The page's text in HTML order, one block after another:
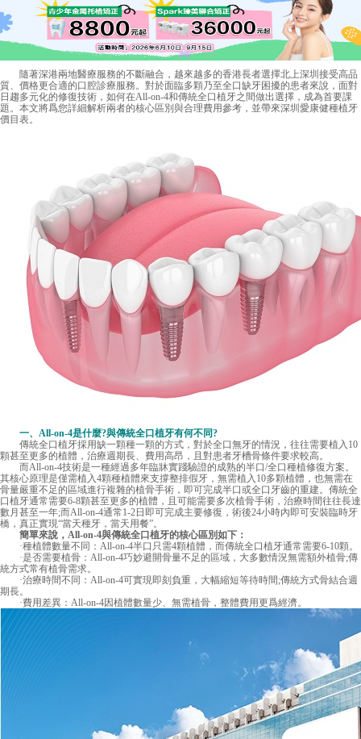
隨著深港兩地醫療服務的不斷融合，越來越多的香港長者選擇北上深圳接受高品
質、價格更合適的口腔診療服務。對於面臨多顆乃至全口缺牙困擾的患者來說，面對
日趨多元化的修復技術，如何在All-on-4和傳統全口植牙之間做出選擇，成為首要課
題。本文將爲您詳細解析兩者的核心區別與合理費用參考，並帶來深圳愛康健種植牙
價目表。
一、All-on-4是什麼?與傳統全口植牙有何不同?
傳統全口植牙採用缺一顆種一顆的方式，對於全口無牙的情況，往往需要植入10
顆甚至更多的植體，治療週期長、費用高昂，且對患者牙槽骨條件要求較高。
而All-on-4技術是一種經過多年臨牀實踐驗證的成熟的半口/全口種植修復方案。
其核心原理是僅需植入4顆種植體來支撐整排假牙，無需植入10多顆植體，也無需在
骨量嚴重不足的區域進行複雜的植骨手術，即可完成半口或全口牙齒的重建。傳統全
口植牙通常需要6-8顆甚至更多的植體，且可能需要多次植骨手術，治療時間往往長達
數月甚至一年;而All-on-4通常1-2日即可完成主要修復，術後24小時內即可安裝臨時牙
橋，真正實現“當天種牙，當天用餐”。
簡單來說，All-on-4與傳統全口植牙的核心區別如下：
·種植體數量不同：All-on-4半口只需4顆植體，而傳統全口植牙通常需要6-10顆。
·是否需要植骨：All-on-4巧妙避開骨量不足的區域，大多數情況無需額外植骨;傳
統方式常有植骨需求。
·治療時間不同：All-on-4可實現即刻負重，大幅縮短等待時間;傳統方式骨結合週
期長。
·費用差異：All-on-4因植體數量少、無需植骨，整體費用更爲經濟。